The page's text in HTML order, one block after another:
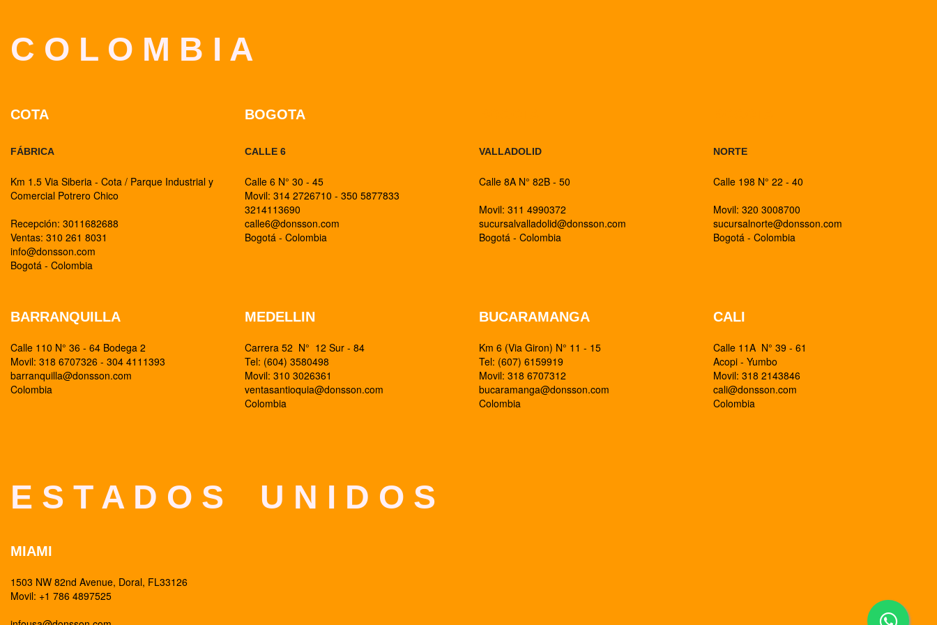
C O L O M B I A
COTA
FÁBRICA
Km 1.5 Via Siberia - Cota / Parque Industrial y
Comercial Potrero Chico
Recepción: 3011682688
Ventas: 310 261 8031
info@donsson.com
Bogotá - Colombia
BOGOTA
CALLE 6
Calle 6 N° 30 - 45
Movil: 314 2726710 - 350 5877833
3214113690
calle6@donsson.com
Bogotá - Colombia
VALLADOLID
Calle 8A N° 82B - 50
Movil: 311 4990372
sucursalvalladolid@donsson.com
Bogotá - Colombia
NORTE
Calle 198 N° 22 - 40
Movil: 320 3008700
sucursalnorte@donsson.com
Bogotá - Colombia
BARRANQUILLA
Calle 110 N° 36 - 64 Bodega 2
Movil: 318 6707326 - 304 4111393
barranquilla@donsson.com
Colombia
MEDELLIN
Carrera 52 N° 12 Sur - 84
Tel: (604) 3580498
Movil: 310 3026361
ventasantioquia@donsson.com
Colombia
BUCARAMANGA
Km 6 (Via Giron) N° 11 - 15
Tel: (607) 6159919
Movil: 318 6707312
bucaramanga@donsson.com
Colombia
CALI
Calle 11A N° 39 - 61
Acopi - Yumbo
Movil: 318 2143846
cali@donsson.com
Colombia
E S T A D O S U N I D O S
MIAMI
1503 NW 82nd Avenue, Doral, FL33126
Movil: +1 786 4897525